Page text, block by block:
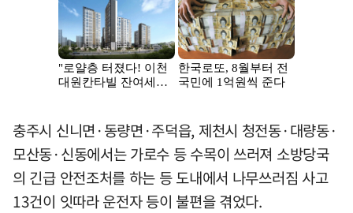
충주시 신니면·동량면·주덕읍, 제천시 청전동·대량동·
모산동·신동에서는 가로수 등 수목이 쓰러져 소방당국
의 긴급 안전조처를 하는 등 도내에서 나무쓰러짐 사고
13건이 잇따라 운전자 등이 불편을 겪었다.